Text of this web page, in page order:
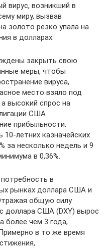
вирус, возникший в
миру, вызвав
золото резко упала на
в долларах.
закрыть свою
меры, чтобы
вируса,
место взяло под
высокий спрос на
США
прибыльности.
летних казначейских
за несколько недель и 9
в 0,36%.
в
рынках доллара США и
общую силу
доллара США (DXY) вырос
более чем 3 года,
в то же время